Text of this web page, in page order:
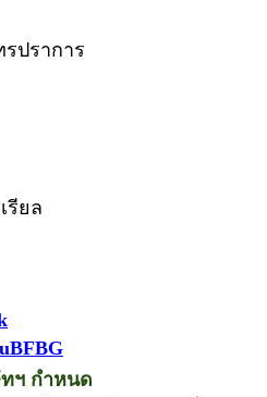
ปราการ
รียล
ฯ กำหนด